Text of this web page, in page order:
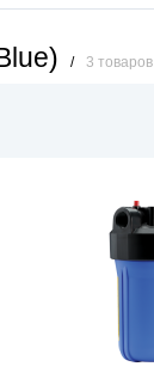
/ 3 товаров